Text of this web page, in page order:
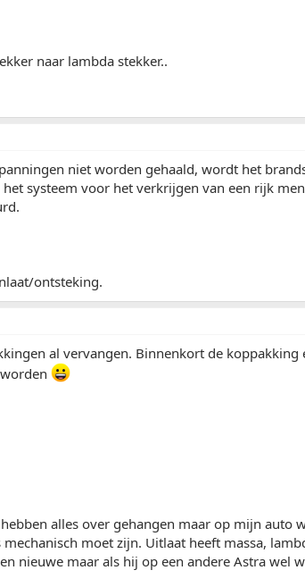
naar lambda stekker..
niet worden gehaald, wordt het
systeem voor het verkrijgen van een rijk
ontsteking.
al vervangen. Binnenkort de koppakking
alles over gehangen maar op mijn auto
moet zijn. Uitlaat heeft massa,
nieuwe maar als hij op een andere Astra wel